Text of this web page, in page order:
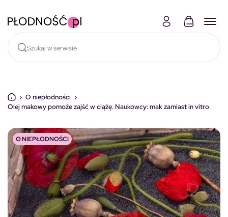
› O niepłodności ›
Olej makowy pomoże zajść w ciążę. Naukowcy: mak zamiast in vitro
O NIEPŁODNOŚCI